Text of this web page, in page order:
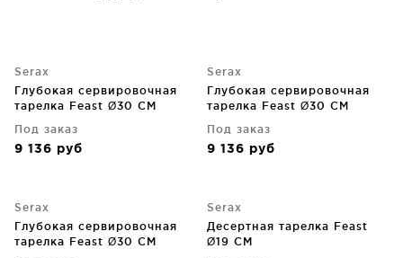
Serax
Глубокая сервировочная
тарелка Feast Ø30 CM
Под заказ
9 136 руб
Serax
Глубокая сервировочная
тарелка Feast Ø30 CM
Под заказ
9 136 руб
Serax
Глубокая сервировочная
тарелка Feast Ø30 CM
Serax
Десертная тарелка Feast
Ø19 CM